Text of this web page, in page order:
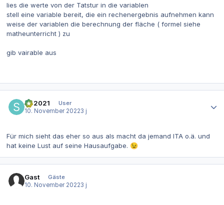
lies die werte von der Tatstur in die variablen
stell eine variable bereit, die ein rechenergebnis aufnehmen kann
weise der variablen die berechnung der fläche ( formel siehe
matheunterricht ) zu
gib vairable aus
SR2021
User
10. November 20223 j
Für mich sieht das eher so aus als macht da jemand ITA o.ä. und
hat keine Lust auf seine Hausaufgabe. 😉
Gast
Gäste
10. November 20223 j